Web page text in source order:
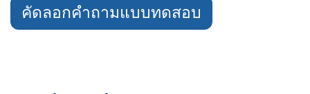
คัดลอกคำถามแบบทดสอบ